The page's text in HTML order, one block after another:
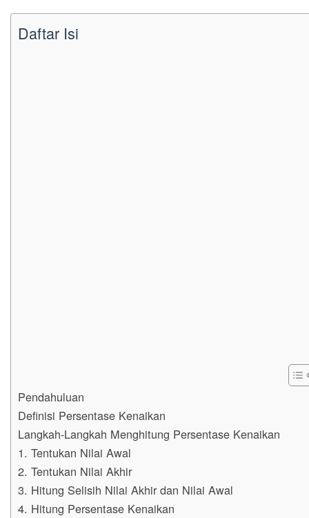
Daftar Isi
Pendahuluan
Definisi Persentase Kenaikan
Langkah-Langkah Menghitung Persentase Kenaikan
1. Tentukan Nilai Awal
2. Tentukan Nilai Akhir
3. Hitung Selisih Nilai Akhir dan Nilai Awal
4. Hitung Persentase Kenaikan